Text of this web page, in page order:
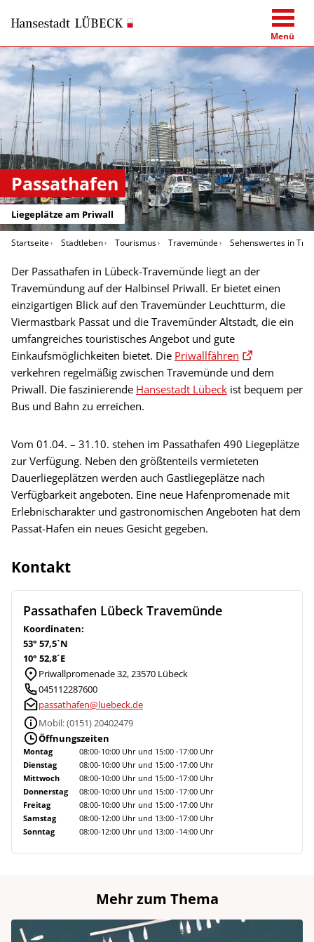
Menü
Passathafen
Liegeplätze am Priwall
Startseite Stadtleben Tourismus Travemünde Sehenswertes in
Der Passathafen in Lübeck-Travemünde liegt an der
Travemündung auf der Halbinsel Priwall. Er bietet einen
einzigartigen Blick auf den Travemünder Leuchtturm, die
Viermastbark Passat und die Travemünder Altstadt, die ein
umfangreiches touristisches Angebot und gute
Einkaufsmöglichkeiten bietet. Die Priwallfähren
verkehren regelmäßig zwischen Travemünde und dem
Priwall. Die faszinierende Hansestadt Lübeck ist bequem per
Bus und Bahn zu erreichen.
Vom 01.04. – 31.10. stehen im Passathafen 490 Liegeplätze
zur Verfügung. Neben den größtenteils vermieteten
Dauerliegeplätzen werden auch Gastliegeplätze nach
Verfügbarkeit angeboten. Eine neue Hafenpromenade mit
Erlebnischarakter und gastronomischen Angeboten hat dem
Passat-Hafen ein neues Gesicht gegeben.
Kontakt
Passathafen Lübeck Travemünde
Koordinaten:
53° 57,5`N
10° 52,8´E
Priwallpromenade 32, 23570 Lübeck
045112287600
passathafen@luebeck.de
Mobil: (0151) 20402479
Öffnungszeiten
Montag
08:00-10:00 Uhr und 15:00 -17:00 Uhr
Dienstag
08:00-10:00 Uhr und 15:00 -17:00 Uhr
Mittwoch
08:00-10:00 Uhr und 15:00 -17:00 Uhr
Donnerstag
08:00-10:00 Uhr und 15:00 -17:00 Uhr
Freitag
08:00-10:00 Uhr und 15:00 -17:00 Uhr
Samstag
08:00-12:00 Uhr und 13:00 -17:00 Uhr
Sonntag
08:00-12:00 Uhr und 13:00 -14:00 Uhr
Mehr zum Thema